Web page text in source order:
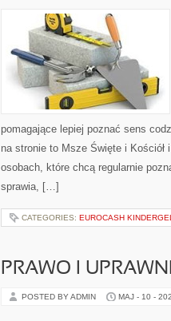
pomagające lepiej poznać sens
na stronie to Msze Święte i Kościół
osobach, które chcą regularnie
sprawia, […]
CATEGORIES: EUROCASH
PRAWO I
POSTED BY ADMIN MAJ - 10 -